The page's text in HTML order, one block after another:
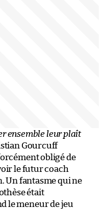
ensemble leur plaît
Gourcuff
obligé de
le futur coach
Un fantasme qui ne
était
le meneur de jeu